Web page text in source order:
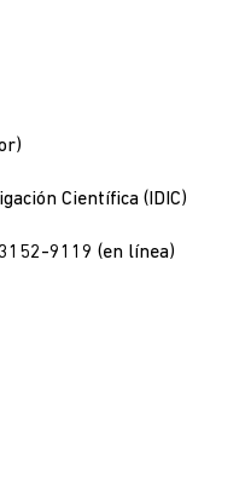
Científica (IDIC)
9119 (en línea)